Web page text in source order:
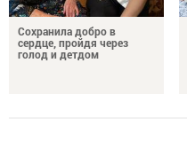
Сохранила добро в
сердце, пройдя через
голод и детдом